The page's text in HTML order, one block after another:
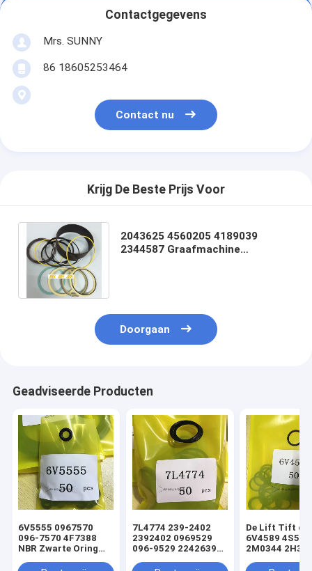
Contactgegevens
Mrs. SUNNY
86 18605253464
Contact nu
Krijg De Beste Prijs Voor
2043625 4560205 4189039
2344587 Graafmachine
Doorgaan
Geadviseerde Producten
6V5555 0967570
096-7570 4F7388
NBR Zwarte Oring
7L4774 239-2402
2392402 0969529
096-9529 2242639
De Lift Tift die
6V4589
2M0344